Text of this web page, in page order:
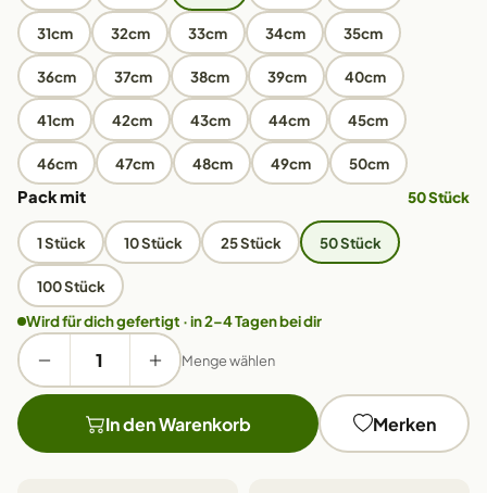
31cm 32cm 33cm 34cm 35cm
36cm 37cm 38cm 39cm 40cm
41cm 42cm 43cm 44cm 45cm
46cm 47cm 48cm 49cm 50cm
Pack mit 50 Stück
1 Stück 10 Stück 25 Stück 50 Stück
100 Stück
Wird für dich gefertigt · in 2–4 Tagen bei dir
Menge wählen
In den Warenkorb Merken